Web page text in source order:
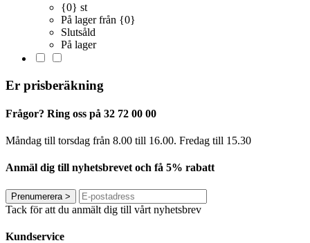
{0} st
På lager från {0}
Slutsåld
På lager
Er prisberäkning
Frågor? Ring oss på 32 72 00 00
Måndag till torsdag från 8.00 till 16.00. Fredag ​​till 15.30
Anmäl dig till nyhetsbrevet och få 5% rabatt
Prenumerera >
Tack för att du anmält dig till vårt nyhetsbrev
Kundservice